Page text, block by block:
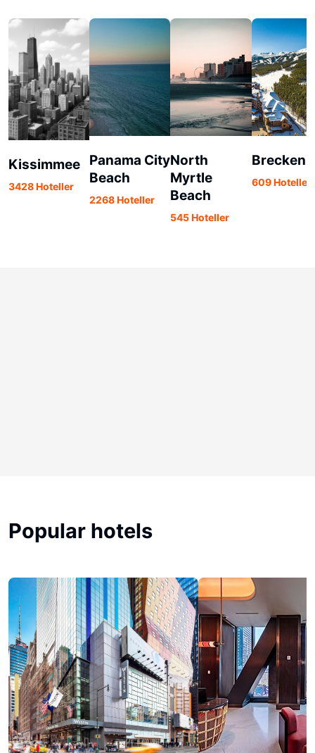
Kissimmee
3428 Hoteller
Panama City
Beach
2268 Hoteller
North
Myrtle
Beach
545 Hoteller
609 Hoteller
Popular hotels